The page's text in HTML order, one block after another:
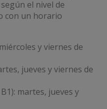
el nivel de
con un horario
y viernes de
jueves y viernes de
martes, jueves y